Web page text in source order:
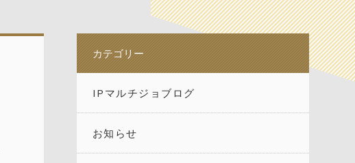
カテゴリー
IPマルチジョブログ
お知らせ